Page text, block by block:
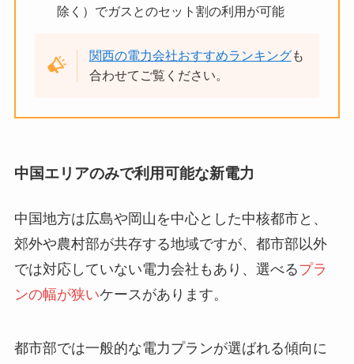
除く）でガスとのセット割の利用が可能
関西の電力会社おすすめランキングも
合わせてご覧ください。
中国エリアのみで利用可能な新電力
中国地方は広島や岡山を中心とした中核都市と、
郊外や農村部が共存する地域ですが、都市部以外
では対応していない電力会社もあり、選べるプラ
ンの幅が狭いケースがあります。
都市部では一般的な電力プランが選ばれる傾向に